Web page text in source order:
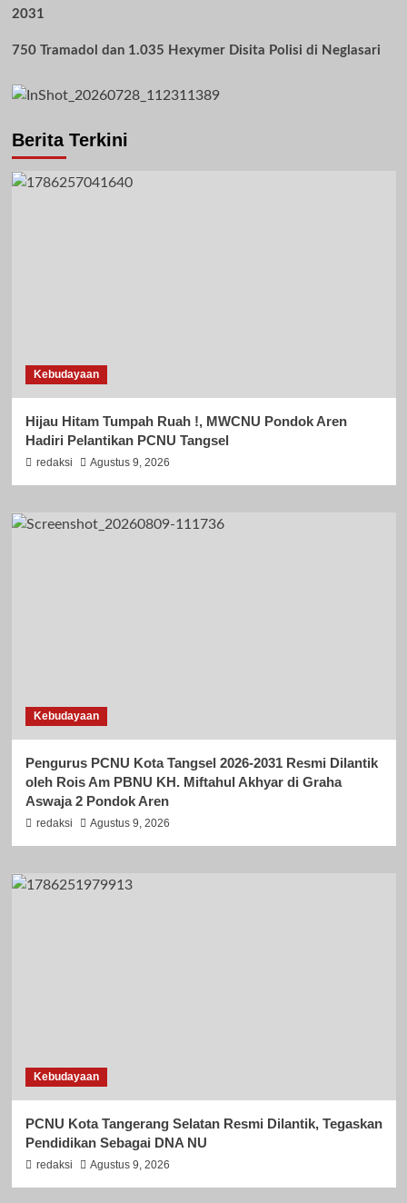
2031
750 Tramadol dan 1.035 Hexymer Disita Polisi di Neglasari
Berita Terkini
Kebudayaan
Hijau Hitam Tumpah Ruah !, MWCNU Pondok Aren
Hadiri Pelantikan PCNU Tangsel
redaksi Agustus 9, 2026
Kebudayaan
Pengurus PCNU Kota Tangsel 2026-2031 Resmi Dilantik
oleh Rois Am PBNU KH. Miftahul Akhyar di Graha
Aswaja 2 Pondok Aren
redaksi Agustus 9, 2026
Kebudayaan
PCNU Kota Tangerang Selatan Resmi Dilantik, Tegaskan
Pendidikan Sebagai DNA NU
redaksi Agustus 9, 2026